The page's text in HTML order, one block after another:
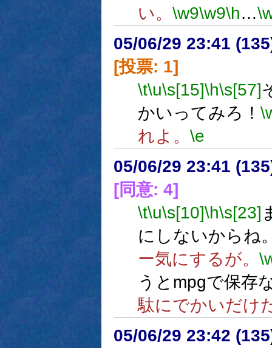
い。 \w9\w9\h…
05/06/29 23:41
[投票: 1]
\t\u\s[15]\h\s[57]
かいってみろ！
れよ。 \e
05/06/29 23:41
[同意: 4]
\t\u\s[10]\h\s[23]
にしないからね
ー気にするが。
うとmpgで保存
駄にでかいだけ
05/06/29 23:42